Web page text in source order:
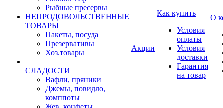
Рыбные пресервы
НЕПРОДОВОЛЬСТВЕННЫЕ
ТОВАРЫ
Пакеты, посуда
Презервативы
Хоз.товары
СЛАДОСТИ
Вафли, пряники
Джемы, повидло,
комппоты
Жев. конфеты
Акции
Как купить
Условия
оплаты
Условия
доставки
Гарантия
на товар
О